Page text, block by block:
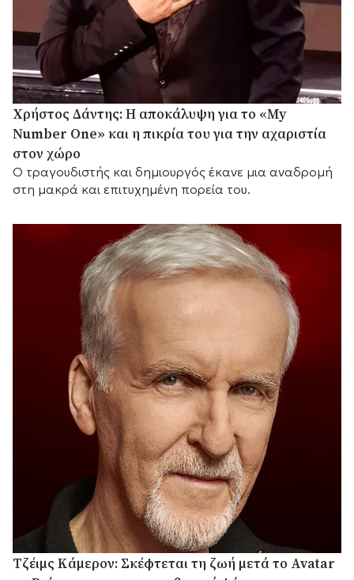
Χρήστος Δάντης: Η αποκάλυψη για το «My
Number One» και η πικρία του για την αχαριστία
στον χώρο
Ο τραγουδιστής και δημιουργός έκανε μια αναδρομή
στη μακρά και επιτυχημένη πορεία του.
Τζέιμς Κάμερον: Σκέφτεται τη ζωή μετά το Avatar